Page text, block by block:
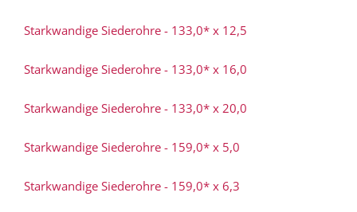
Starkwandige Siederohre - 133,0* x 12,5
Starkwandige Siederohre - 133,0* x 16,0
Starkwandige Siederohre - 133,0* x 20,0
Starkwandige Siederohre - 159,0* x 5,0
Starkwandige Siederohre - 159,0* x 6,3